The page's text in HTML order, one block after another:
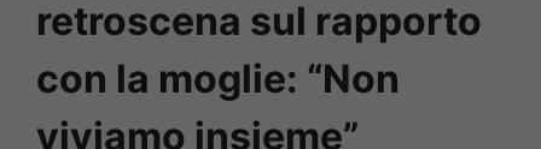
retroscena sul rapporto
con la moglie: “Non
viviamo insieme”